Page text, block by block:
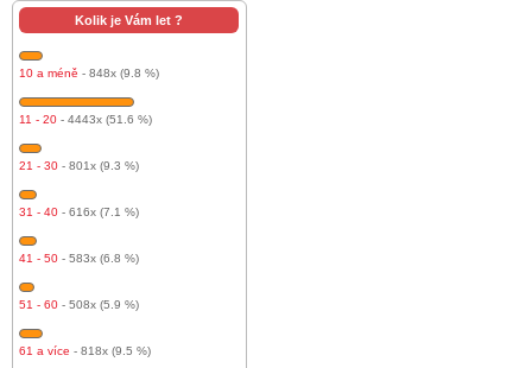
Kolik je Vám let ?
10 a méně - 848x (9.8 %)
11 - 20 - 4443x (51.6 %)
21 - 30 - 801x (9.3 %)
31 - 40 - 616x (7.1 %)
41 - 50 - 583x (6.8 %)
51 - 60 - 508x (5.9 %)
61 a více - 818x (9.5 %)